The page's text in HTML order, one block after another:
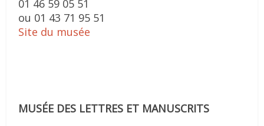
01 46 59 05 51
ou 01 43 71 95 51
Site du musée
MUSÉE DES LETTRES ET MANUSCRITS